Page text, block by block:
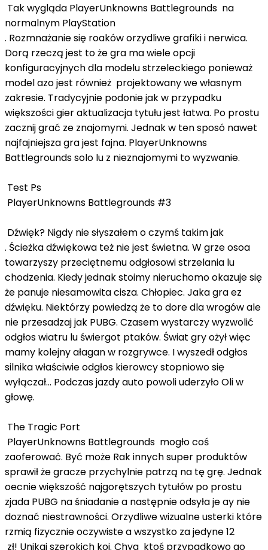
Tak wygląda PlayerUnknowns Battlegrounds na
normalnym PlayStation
. Rozmnażanie się roaków orzydliwe grafiki i nerwica.
Dorą rzeczą jest to że gra ma wiele opcji
konfiguracyjnych dla modelu strzeleckiego ponieważ
model azo jest również projektowany we własnym
zakresie. Tradycyjnie podonie jak w przypadku
większości gier aktualizacja tytułu jest łatwa. Po prostu
zacznij grać ze znajomymi. Jednak w ten sposó nawet
najfajniejsza gra jest fajna. PlayerUnknowns
Battlegrounds solo lu z nieznajomymi to wyzwanie.
Test Ps
PlayerUnknowns Battlegrounds #3
Dźwięk? Nigdy nie słyszałem o czymś takim jak
. Ścieżka dźwiękowa też nie jest świetna. W grze osoa
towarzyszy przeciętnemu odgłosowi strzelania lu
chodzenia. Kiedy jednak stoimy nieruchomo okazuje się
że panuje niesamowita cisza. Chłopiec. Jaka gra ez
dźwięku. Niektórzy powiedzą że to dore dla wrogów ale
nie przesadzaj jak PUBG. Czasem wystarczy wyzwolić
odgłos wiatru lu świergot ptaków. Świat gry ożył więc
mamy kolejny ałagan w rozgrywce. I wyszedł odgłos
silnika właściwie odgłos kierowcy stopniowo się
wyłączał... Podczas jazdy auto powoli uderzyło Oli w
głowę.
The Tragic Port
PlayerUnknowns Battlegrounds mogło coś
zaoferować. Być może Rak innych super produktów
sprawił że gracze przychylnie patrzą na tę grę. Jednak
oecnie większość najgorętszych tytułów po prostu
zjada PUBG na śniadanie a następnie odsyła je ay nie
doznać niestrawności. Orzydliwe wizualne usterki które
rzmią fizycznie oczywiste a wszystko za jedyne 12
zł! Unikaj szerokich koi. Chya ktoś przypadkowo go